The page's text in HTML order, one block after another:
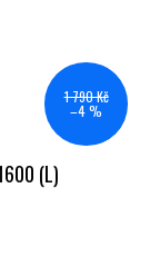
1 790 Kč
–4 %
(L)